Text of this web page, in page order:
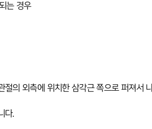
는 경우
의 외측에 위치한 삼각근 쪽으로 퍼져서
다.